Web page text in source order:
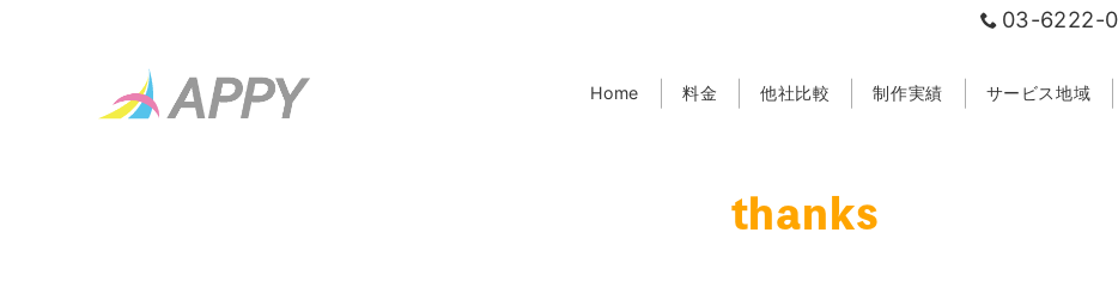
03-6222-
Home 料金 他社比較 制作実績 サービス地域
thanks